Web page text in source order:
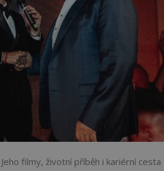
filmy, životní příběh i kariérní cesta